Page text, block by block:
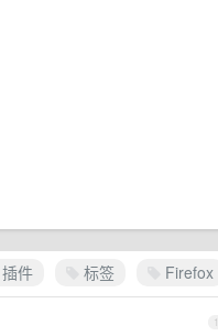
插件 标签 Firefox
1